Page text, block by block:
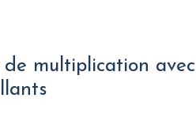
de multiplication avec